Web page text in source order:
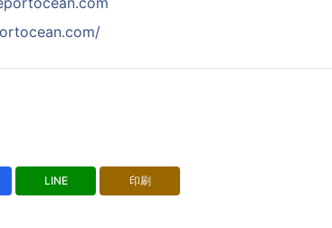
LINE 印刷